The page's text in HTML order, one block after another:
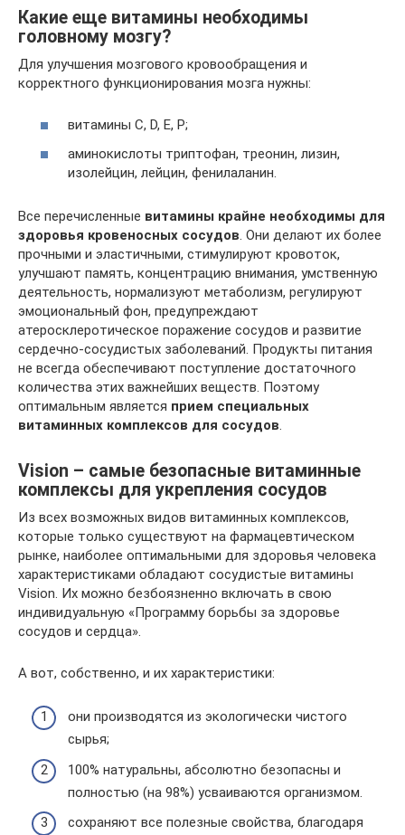
Какие еще витамины необходимы
головному мозгу?
Для улучшения мозгового кровообращения и
корректного функционирования мозга нужны:
витамины C, D, E, P;
аминокислоты триптофан, треонин, лизин,
изолейцин, лейцин, фенилаланин.
Все перечисленные витамины крайне необходимы для
здоровья кровеносных сосудов. Они делают их более
прочными и эластичными, стимулируют кровоток,
улучшают память, концентрацию внимания, умственную
деятельность, нормализуют метаболизм, регулируют
эмоциональный фон, предупреждают
атеросклеротическое поражение сосудов и развитие
сердечно-сосудистых заболеваний. Продукты питания
не всегда обеспечивают поступление достаточного
количества этих важнейших веществ. Поэтому
оптимальным является прием специальных
витаминных комплексов для сосудов.
Vision – самые безопасные витаминные
комплексы для укрепления сосудов
Из всех возможных видов витаминных комплексов,
которые только существуют на фармацевтическом
рынке, наиболее оптимальными для здоровья человека
характеристиками обладают сосудистые витамины
Vision. Их можно безбоязненно включать в свою
индивидуальную «Программу борьбы за здоровье
сосудов и сердца».
А вот, собственно, и их характеристики:
они производятся из экологически чистого
сырья;
100% натуральны, абсолютно безопасны и
полностью (на 98%) усваиваются организмом.
сохраняют все полезные свойства, благодаря